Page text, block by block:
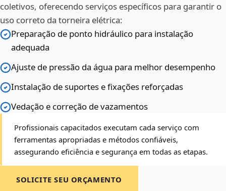
coletivos, oferecendo serviços específicos para garantir o
uso correto da torneira elétrica:
Preparação de ponto hidráulico para instalação
adequada
Ajuste de pressão da água para melhor desempenho
Instalação de suportes e fixações reforçadas
Vedação e correção de vazamentos
Profissionais capacitados executam cada serviço com
ferramentas apropriadas e métodos confiáveis,
assegurando eficiência e segurança em todas as etapas.
SOLICITE SEU ORÇAMENTO